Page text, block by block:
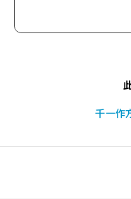
千一作